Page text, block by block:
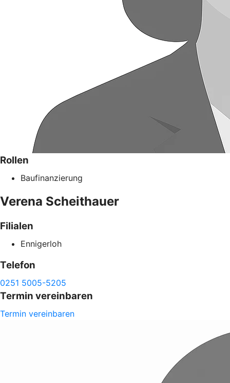
Rollen
Baufinanzierung
Verena Scheithauer
Filialen
Ennigerloh
Telefon
0251 5005-5205
Termin vereinbaren
Termin vereinbaren